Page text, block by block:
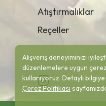
Alışveriş deneyiminizi
düzenlemelere uygun
kullanıyoruz. Detaylı bilgiye
Çerez Politikası
Atıştırmalıklar
Reçeller